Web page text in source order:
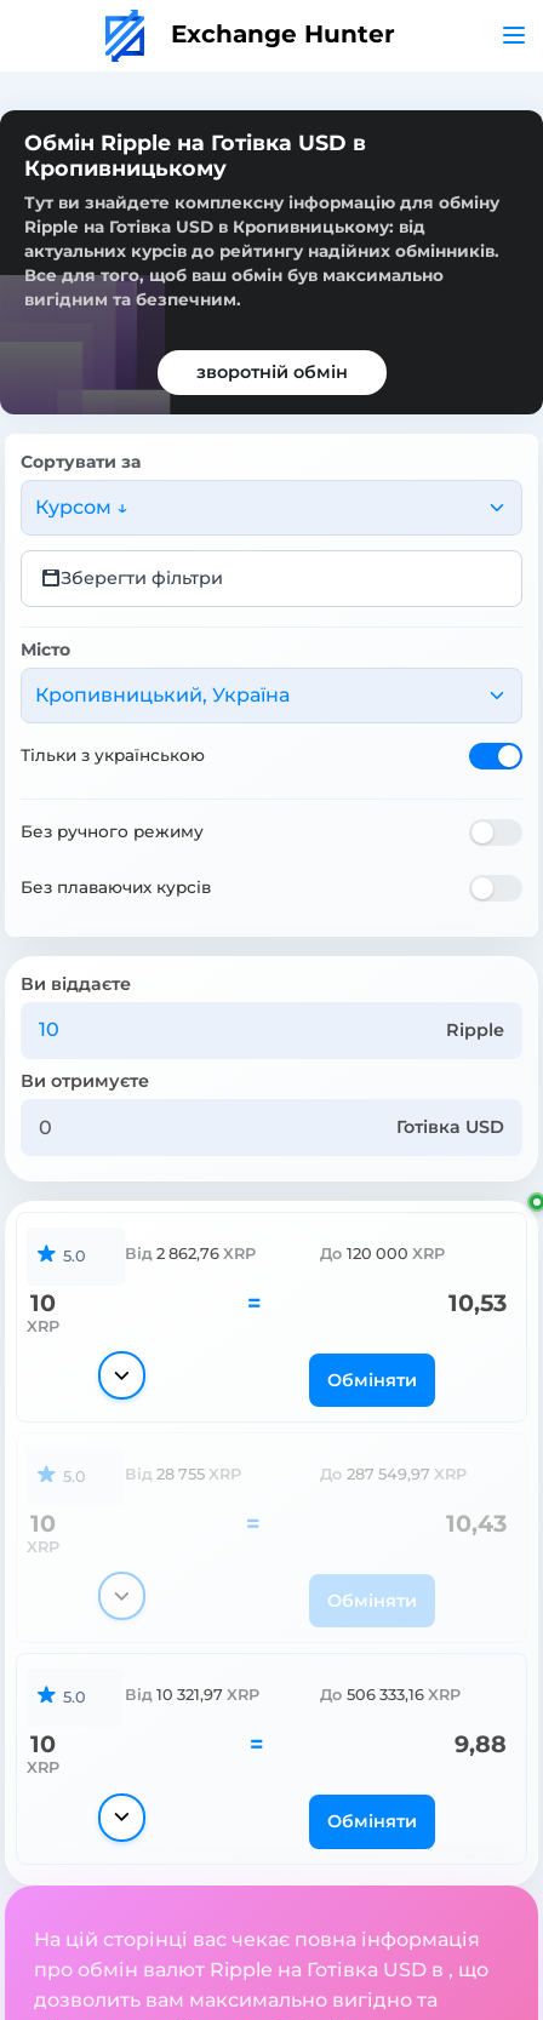
Exchange Hunter
Обмін Ripple на Готівка USD в
Кропивницькому
Тут ви знайдете комплексну інформацію для обміну
Ripple на Готівка USD в Кропивницькому: від
актуальних курсів до рейтингу надійних обмінників.
Все для того, щоб ваш обмін був максимально
вигідним та безпечним.
зворотній обмін
Сортувати за
Курсом ↓
Зберегти фільтри
Місто
Кропивницький, Україна
Тільки з українською
Без ручного режиму
Без плаваючих курсів
Ви віддаєте
Ripple
Ви отримуєте
Готівка USD
5.0 Від 2 862,76 XRP До 120 000 XRP
10
XRP
= 10,53
Обміняти
5.0 Від 28 755 XRP До 287 549,97 XRP
10
XRP
= 10,43
Обміняти
5.0 Від 10 321,97 XRP До 506 333,16 XRP
10
XRP
= 9,88
Обміняти
На цій сторінці вас чекає повна інформація
про обмін валют Ripple на Готівка USD в , що
дозволить вам максимально вигідно та